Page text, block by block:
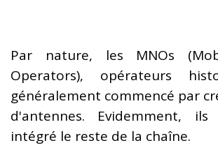
Par nature, les MNOs
Operators), opérateurs
généralement commencé par
d'antennes. Evidemment,
intégré le reste de la chaîne.